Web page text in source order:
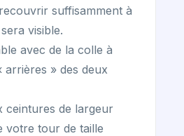
suffisamment à
visible.
avec de la colle à
arrières » des deux
ceintures de largeur
votre tour de taille